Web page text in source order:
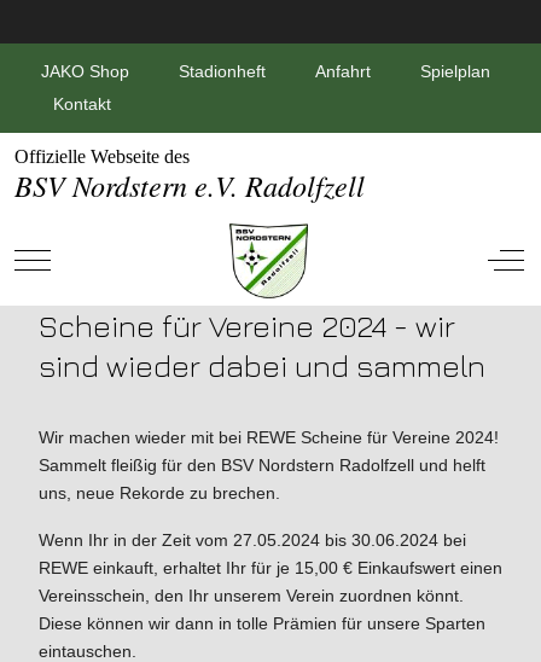
JAKO Shop Stadionheft Anfahrt
Spielplan
Kontakt
Offizielle Webseite des
BSV Nordstern e.V. Radolfzell
Mobile Menu Toggle Off-
Scheine für Vereine 2024 - wir
sind wieder dabei und sammeln
Wir machen wieder mit bei REWE Scheine für Vereine 2024!
Sammelt fleißig für den BSV Nordstern Radolfzell und helft
uns, neue Rekorde zu brechen.
Wenn Ihr in der Zeit vom 27.05.2024 bis 30.06.2024 bei
REWE einkauft, erhaltet Ihr für je 15,00 € Einkaufswert einen
Vereinsschein, den Ihr unserem Verein zuordnen könnt.
Diese können wir dann in tolle Prämien für unsere Sparten
eintauschen.